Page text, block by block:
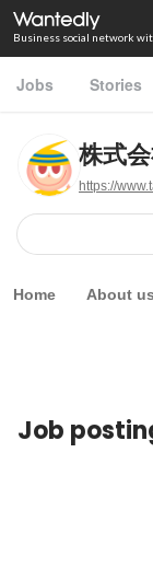
Business social network
Jobs Stories
株式
https://
Home About us
Job